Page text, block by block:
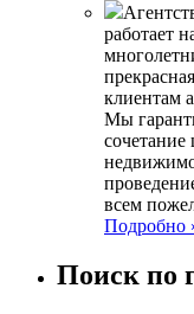
работает
клиентам
Мы
сочетание
всем
Подробно
Поиск по